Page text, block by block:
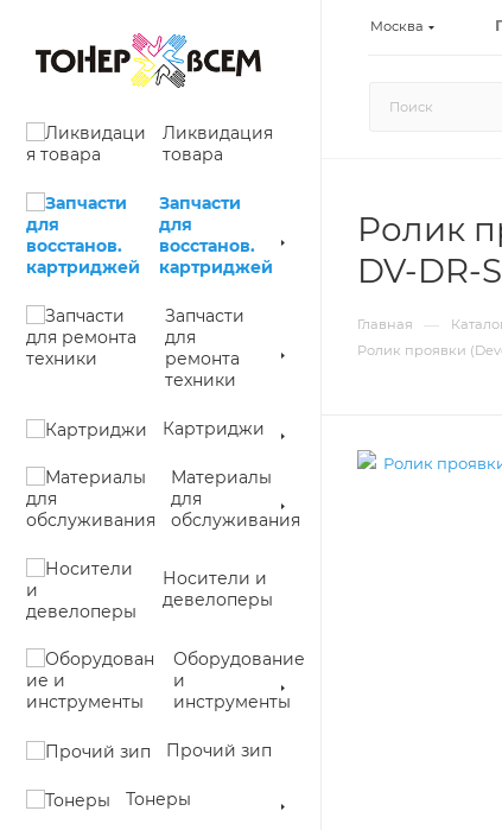
Москва
Ликвидация
товара
Запчасти
для
восстанов.
картриджей
Запчасти
для
ремонта
техники
Картриджи
Материалы
для
обслуживания
Носители и
девелоперы
Оборудование
и
инструменты
Прочий зип
Тонеры
Ролик
DV-DR-
Главная —
Ролик проявки